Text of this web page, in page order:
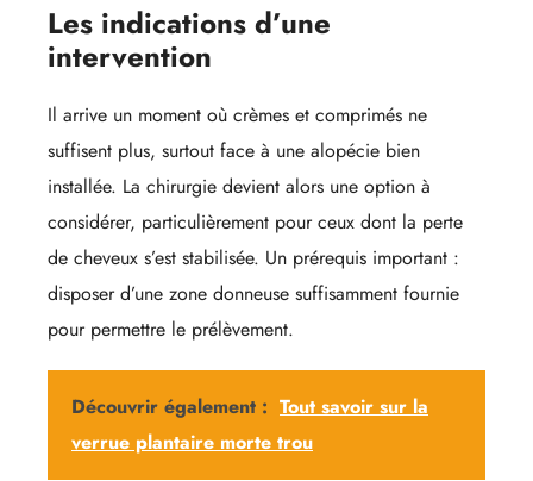
Les indications d’une
intervention
Il arrive un moment où crèmes et comprimés ne
suffisent plus, surtout face à une alopécie bien
installée. La chirurgie devient alors une option à
considérer, particulièrement pour ceux dont la perte
de cheveux s’est stabilisée. Un prérequis important :
disposer d’une zone donneuse suffisamment fournie
pour permettre le prélèvement.
Découvrir également : Tout savoir sur la
verrue plantaire morte trou